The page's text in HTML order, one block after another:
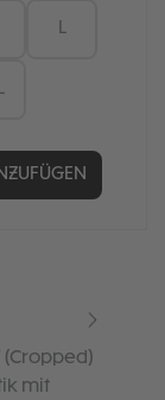
L
(Cropped)
mit